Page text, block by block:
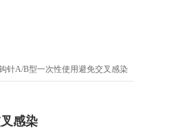
针A/B型一次性使用避免交叉感染
感染